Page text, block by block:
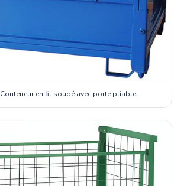
Conteneur en fil soudé avec porte pliable.